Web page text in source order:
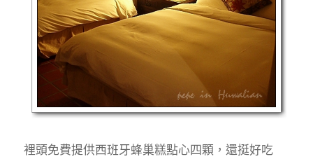
裡頭免費提供西班牙蜂巢糕點心四顆，還挺好吃